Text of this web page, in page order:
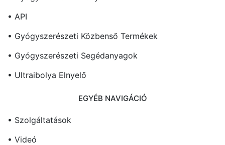
• API
• Gyógyszerészeti Közbenső Termékek
• Gyógyszerészeti Segédanyagok
• Ultraibolya Elnyelő
EGYÉB NAVIGÁCIÓ
• Szolgáltatások
• Videó